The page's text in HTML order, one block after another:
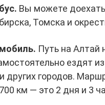
Вы можете
Томска и
Путь на Алтай
ездят
других городов.
км — это 2 дня и 3